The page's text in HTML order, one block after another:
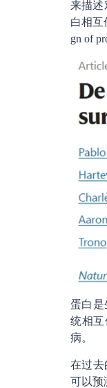
来描述
白相互
gn of
蛋白是
统相
病。
在过去
可以预